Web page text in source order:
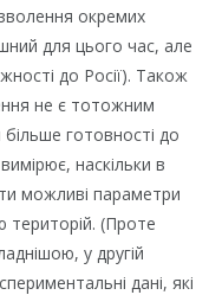
окремих
для цього час, але
до Росії). Також
не є тотожним
готовності до
наскільки в
можливі параметри
територій. (Проте
у другій
дані, які